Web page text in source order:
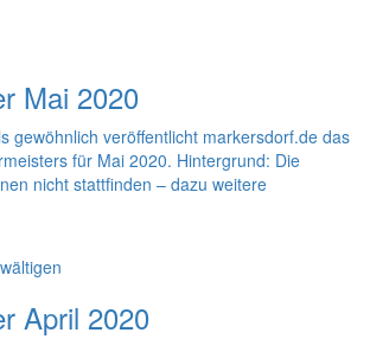
Mai 2020
gewöhnlich veröffentlicht markersdorf.de das
für Mai 2020. Hintergrund: Die
nicht stattfinden – dazu weitere
April 2020